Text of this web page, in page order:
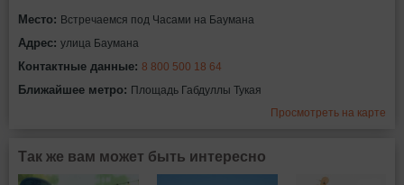
Место: Встречаемся под Часами на Баумана
Адрес: улица Баумана
Контактные данные: 8 800 500 18 64
Ближайшее метро: Площадь Габдуллы Тукая
Просмотреть на карте
Так же вам может быть интересно